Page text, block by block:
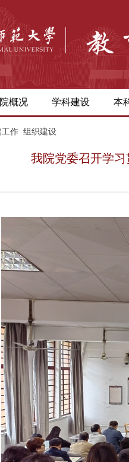
概况 学科建设 本
工作 组织建设
我院党委召开学